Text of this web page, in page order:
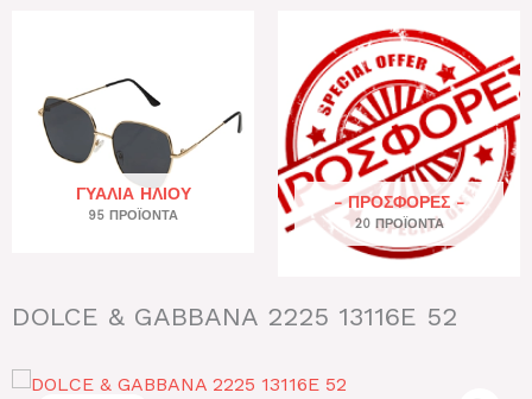
ΓΥΑΛΙΆ ΗΛΊΟΥ
95 ΠΡΟΪΌΝΤΑ
- ΠΡΟΣΦΟΡΕΣ -
20 ΠΡΟΪΌΝΤΑ
DOLCE & GABBANA 2225 13116E 52